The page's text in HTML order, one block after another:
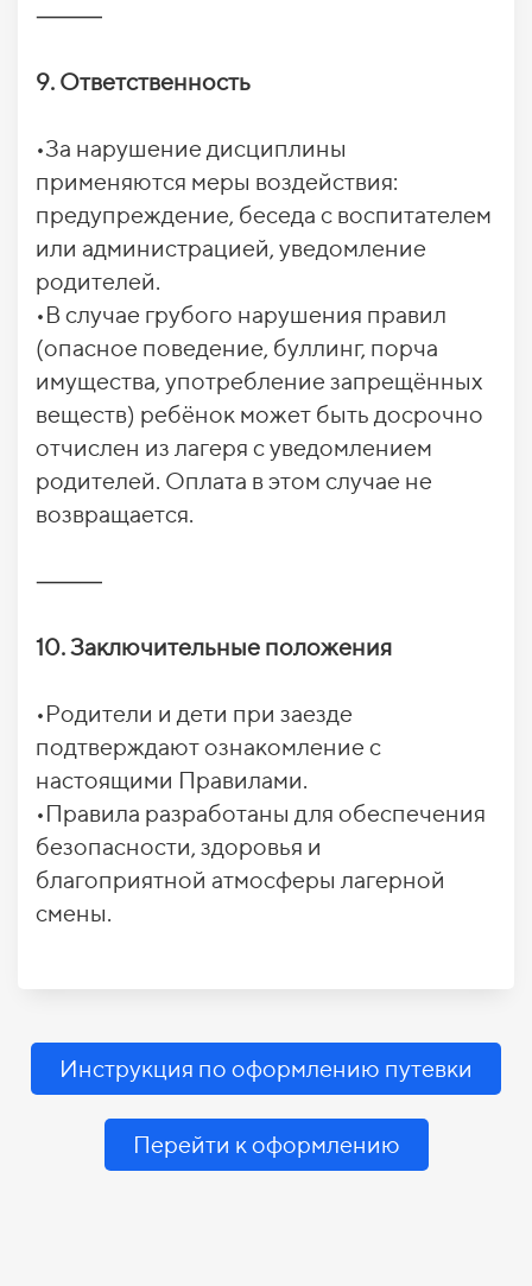
⸻
9. Ответственность
•За нарушение дисциплины
применяются меры воздействия:
предупреждение, беседа с воспитателем
или администрацией, уведомление
родителей.
•В случае грубого нарушения правил
(опасное поведение, буллинг, порча
имущества, употребление запрещённых
веществ) ребёнок может быть досрочно
отчислен из лагеря с уведомлением
родителей. Оплата в этом случае не
возвращается.
⸻
10. Заключительные положения
•Родители и дети при заезде
подтверждают ознакомление с
настоящими Правилами.
•Правила разработаны для обеспечения
безопасности, здоровья и
благоприятной атмосферы лагерной
смены.
Инструкция по оформлению путевки
Перейти к оформлению